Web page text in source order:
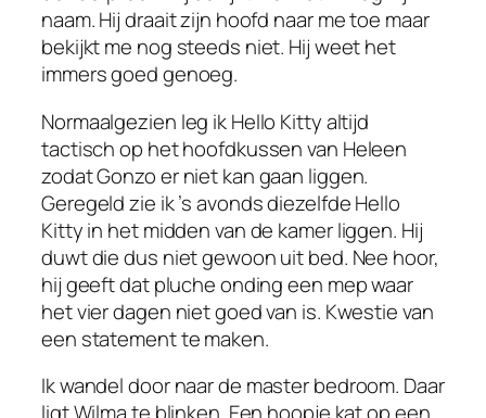
naam. Hij draait zijn hoofd naar me toe maar
bekijkt me nog steeds niet. Hij weet het
immers goed genoeg.
Normaalgezien leg ik Hello Kitty altijd
tactisch op het hoofdkussen van Heleen
zodat Gonzo er niet kan gaan liggen.
Geregeld zie ik ’s avonds diezelfde Hello
Kitty in het midden van de kamer liggen. Hij
duwt die dus niet gewoon uit bed. Nee hoor,
hij geeft dat pluche onding een mep waar
het vier dagen niet goed van is. Kwestie van
een statement te maken.
Ik wandel door naar de master bedroom. Daar